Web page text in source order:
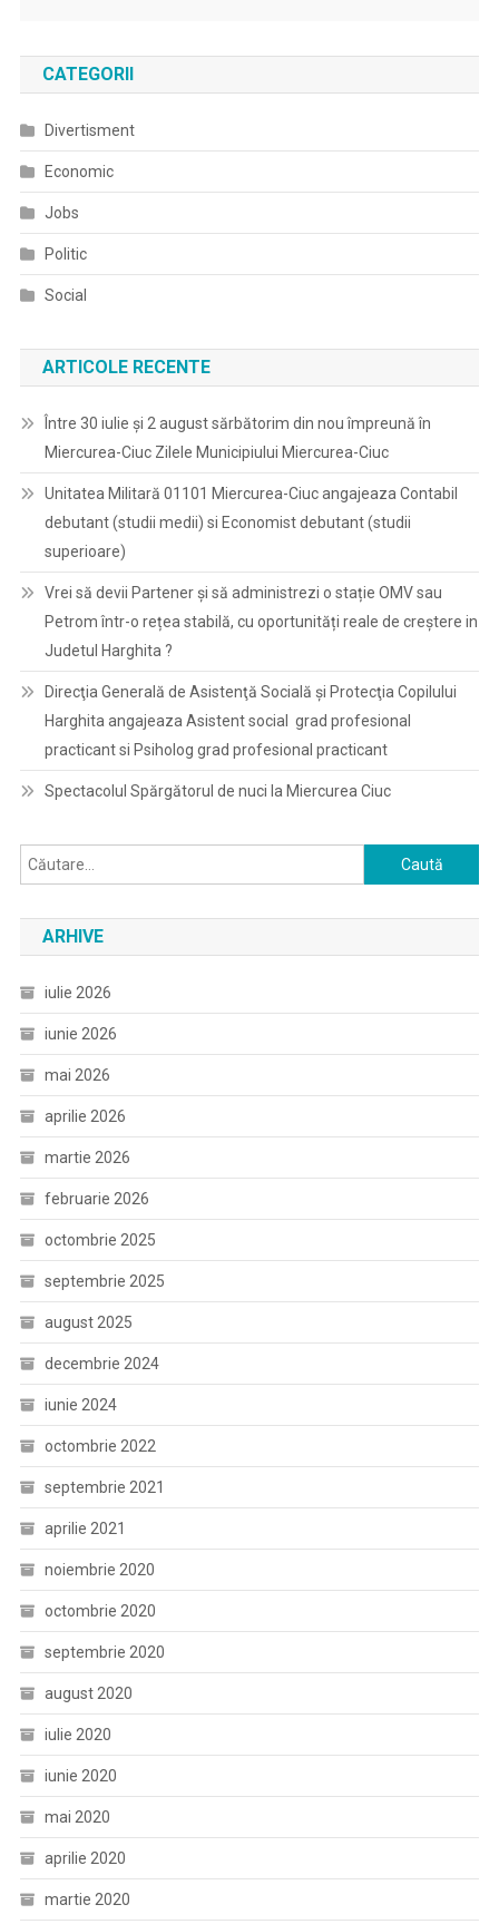
CATEGORII
Divertisment
Economic
Jobs
Politic
Social
ARTICOLE RECENTE
Între 30 iulie și 2 august sărbătorim din nou împreună în
Miercurea-Ciuc Zilele Municipiului Miercurea-Ciuc
Unitatea Militară 01101 Miercurea-Ciuc angajeaza Contabil
debutant (studii medii) si Economist debutant (studii
superioare)
Vrei să devii Partener și să administrezi o stație OMV sau
Petrom într-o rețea stabilă, cu oportunități reale de creștere in
Judetul Harghita ?
Direcţia Generală de Asistenţă Socială şi Protecţia Copilului
Harghita angajeaza Asistent social grad profesional
practicant si Psiholog grad profesional practicant
Spectacolul Spărgătorul de nuci la Miercurea Ciuc
Caută
după:
ARHIVE
iulie 2026
iunie 2026
mai 2026
aprilie 2026
martie 2026
februarie 2026
octombrie 2025
septembrie 2025
august 2025
decembrie 2024
iunie 2024
octombrie 2022
septembrie 2021
aprilie 2021
noiembrie 2020
octombrie 2020
septembrie 2020
august 2020
iulie 2020
iunie 2020
mai 2020
aprilie 2020
martie 2020